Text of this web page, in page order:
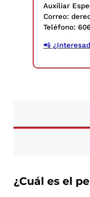
Auxiliar
Correo:
Teléfono:
📲
¿Cuál es el